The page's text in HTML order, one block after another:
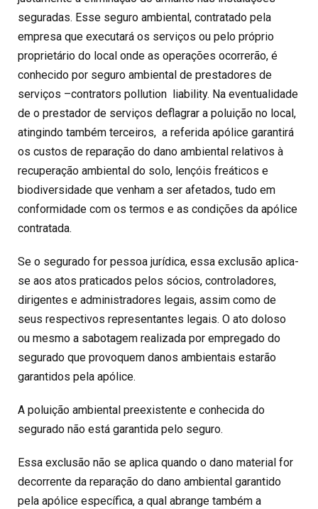
seguradas. Esse seguro ambiental, contratado pela
empresa que executará os serviços ou pelo próprio
proprietário do local onde as operações ocorrerão, é
conhecido por seguro ambiental de prestadores de
serviços –contrators pollution liability. Na eventualidade
de o prestador de serviços deflagrar a poluição no local,
atingindo também terceiros, a referida apólice garantirá
os custos de reparação do dano ambiental relativos à
recuperação ambiental do solo, lençóis freáticos e
biodiversidade que venham a ser afetados, tudo em
conformidade com os termos e as condições da apólice
contratada.
Se o segurado for pessoa jurídica, essa exclusão aplica-
se aos atos praticados pelos sócios, controladores,
dirigentes e administradores legais, assim como de
seus respectivos representantes legais. O ato doloso
ou mesmo a sabotagem realizada por empregado do
segurado que provoquem danos ambientais estarão
garantidos pela apólice.
A poluição ambiental preexistente e conhecida do
segurado não está garantida pelo seguro.
Essa exclusão não se aplica quando o dano material for
decorrente da reparação do dano ambiental garantido
pela apólice específica, a qual abrange também a